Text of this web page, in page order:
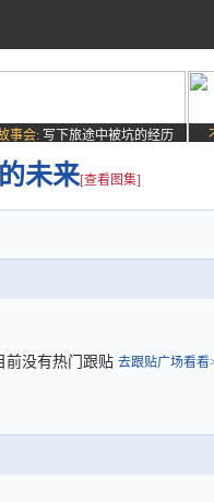
事会: 写下旅途中被坑的经历
未来[查看图集]
前没有热门跟贴 去跟贴广场看看